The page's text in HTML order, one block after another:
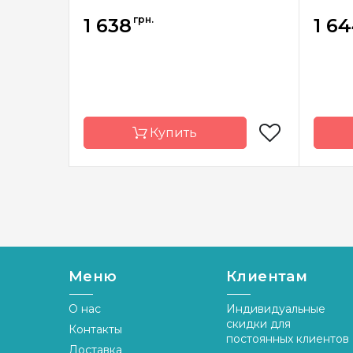
1 638 грн.
Купить
производитель
Размер
36,5х59,5 cm
Канва
Aida 18 squared,
мулине Anchor
Зашивка
полная
1
Канва
Меню
О нас
Контакты
Доставка
Клиентам
Индивидуальные
скидки для
постоянных клиентов